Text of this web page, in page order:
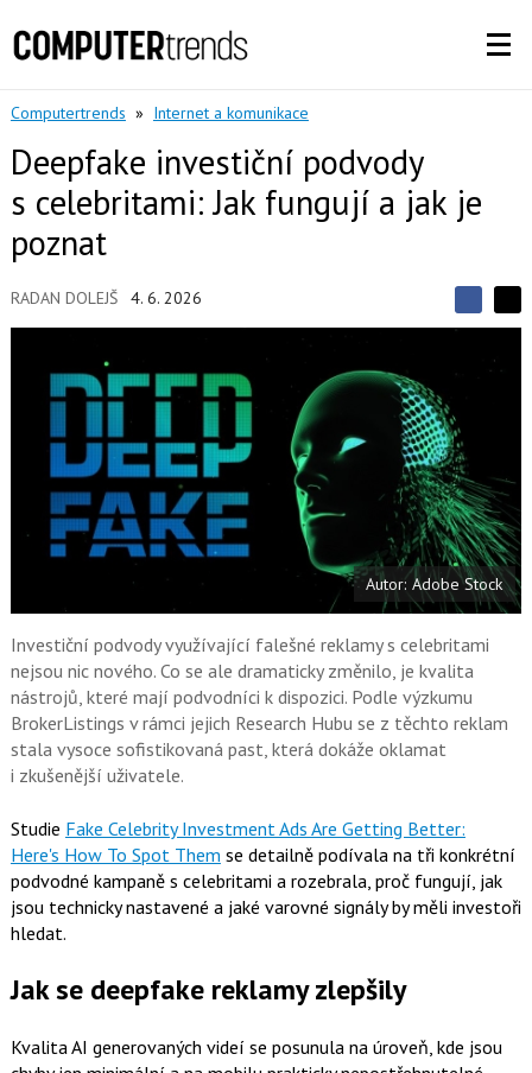
Computertrends » Internet a komunikace
Deepfake investiční podvody
s celebritami: Jak fungují a jak je
poznat
RADAN DOLEJŠ 4. 6. 2026
S
e
t
S
a
F
a
c
e
b
o
o
k
a
s
t
i
X
Autor: Adobe Stock
Investiční podvody využívající falešné reklamy s celebritami
nejsou nic nového. Co se ale dramaticky změnilo, je kvalita
nástrojů, které mají podvodníci k dispozici. Podle výzkumu
BrokerListings v rámci jejich Research Hubu se z těchto reklam
stala vysoce sofistikovaná past, která dokáže oklamat
i zkušenější uživatele.
Studie Fake Celebrity Investment Ads Are Getting Better:
Here's How To Spot Them se detailně podívala na tři konkrétní
podvodné kampaně s celebritami a rozebrala, proč fungují, jak
jsou technicky nastavené a jaké varovné signály by měli investoři
hledat.
Jak se deepfake reklamy zlepšily
Kvalita AI generovaných videí se posunula na úroveň, kde jsou